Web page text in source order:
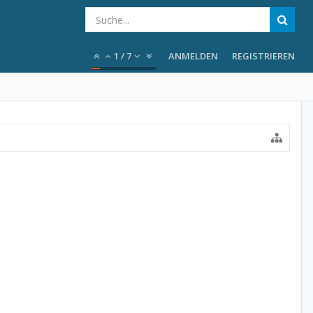
1 / 7 ANMELDEN REGISTRIEREN